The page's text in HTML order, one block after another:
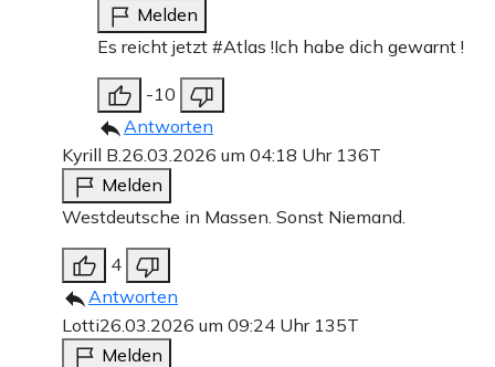
Melden
Es reicht jetzt #Atlas !Ich habe dich gewarnt !
-10
Antworten
Kyrill B. 26.03.2026 um 04:18 Uhr 136T
Melden
Westdeutsche in Massen. Sonst Niemand.
4
Antworten
Lotti26.03.2026 um 09:24 Uhr 135T
Melden